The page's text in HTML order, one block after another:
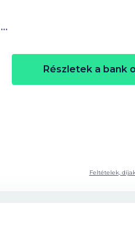
Részletek a bank
Feltételek,